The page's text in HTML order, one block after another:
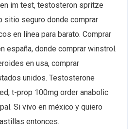
im test, testosteron spritze
sitio seguro donde comprar
en línea para barato. Comprar
españa, donde comprar winstrol.
en usa, comprar
unidos. Testosterone
t-prop 100mg order anabolic
Si vivo en méxico y quiero
entonces.